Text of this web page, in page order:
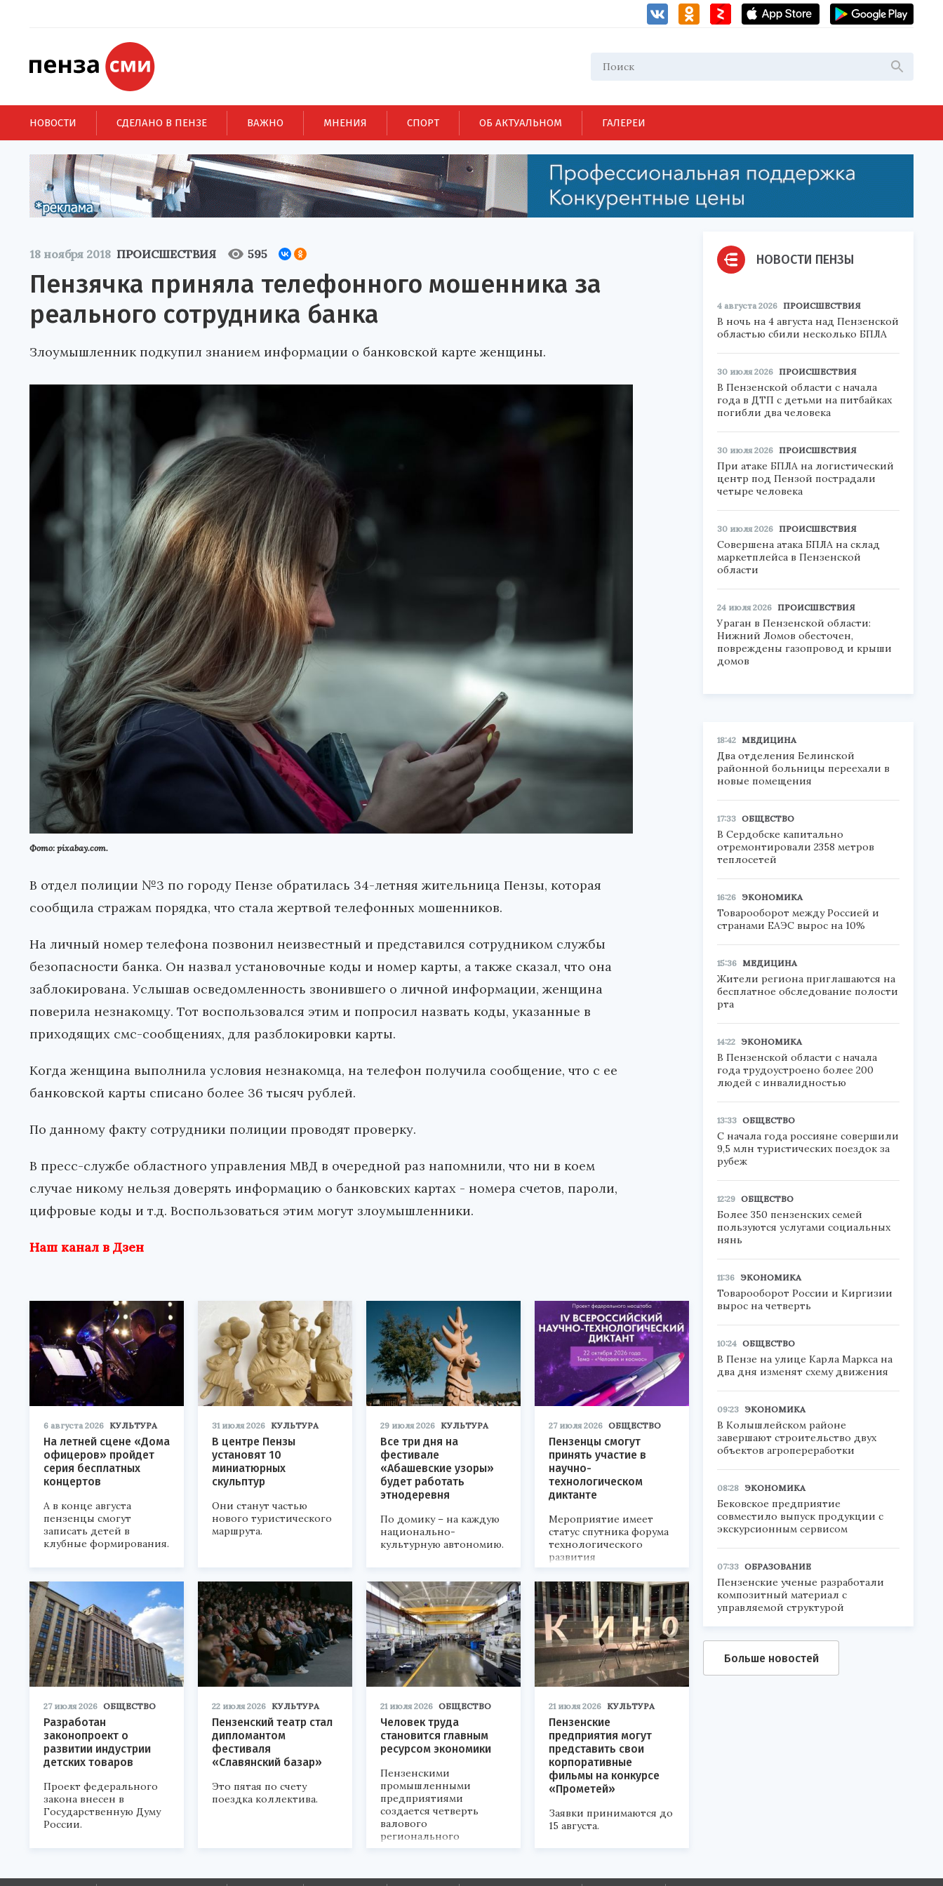
НОВОСТИ СДЕЛАНО В ПЕНЗЕ ВАЖНО МНЕНИЯ СПОРТ ОБ АКТУАЛЬНОМ ГАЛЕРЕИ
18 ноября 2018 ПРОИСШЕСТВИЯ 595
Пензячка приняла телефонного мошенника за
реального сотрудника банка
Злоумышленник подкупил знанием информации о банковской карте женщины.
Фото: pixabay.com.
В отдел полиции №3 по городу Пензе обратилась 34-летняя жительница Пензы, которая
сообщила стражам порядка, что стала жертвой телефонных мошенников.
На личный номер телефона позвонил неизвестный и представился сотрудником службы
безопасности банка. Он назвал установочные коды и номер карты, а также сказал, что она
заблокирована. Услышав осведомленность звонившего о личной информации, женщина
поверила незнакомцу. Тот воспользовался этим и попросил назвать коды, указанные в
приходящих смс-сообщениях, для разблокировки карты.
Когда женщина выполнила условия незнакомца, на телефон получила сообщение, что с ее
банковской карты списано более 36 тысяч рублей.
По данному факту сотрудники полиции проводят проверку.
В пресс-службе областного управления МВД в очередной раз напомнили, что ни в коем
случае никому нельзя доверять информацию о банковских картах - номера счетов, пароли,
цифровые коды и т.д. Воспользоваться этим могут злоумышленники.
Наш канал в Дзен
6 августа 2026 КУЛЬТУРА
На летней сцене «Дома
офицеров» пройдет
серия бесплатных
концертов
А в конце августа
пензенцы смогут
записать детей в
клубные формирования.
31 июля 2026 КУЛЬТУРА
В центре Пензы
установят 10
миниатюрных
скульптур
Они станут частью
нового туристического
маршрута.
29 июля 2026 КУЛЬТУРА
Все три дня на
фестивале
«Абашевские узоры»
будет работать
этнодеревня
По домику – на каждую
национально-
культурную автономию.
27 июля 2026 ОБЩЕСТВО
Пензенцы смогут
принять участие в
научно-
технологическом
диктанте
Мероприятие имеет
статус спутника форума
технологического
развития
«Технопром-2026».
27 июля 2026 ОБЩЕСТВО
Разработан
законопроект о
развитии индустрии
детских товаров
Проект федерального
закона внесен в
Государственную Думу
России.
22 июля 2026 КУЛЬТУРА
Пензенский театр стал
дипломантом
фестиваля
«Славянский базар»
Это пятая по счету
поездка коллектива.
21 июля 2026 ОБЩЕСТВО
Человек труда
становится главным
ресурсом экономики
Пензенскими
промышленными
предприятиями
создается четверть
валового
регионального
продукта и
21 июля 2026 КУЛЬТУРА
Пензенские
предприятия могут
представить свои
корпоративные
фильмы на конкурсе
«Прометей»
Заявки принимаются до
15 августа.
НОВОСТИ ПЕНЗЫ
4 августа 2026 ПРОИСШЕСТВИЯ
В ночь на 4 августа над Пензенской
областью сбили несколько БПЛА
30 июля 2026 ПРОИСШЕСТВИЯ
В Пензенской области с начала
года в ДТП с детьми на питбайках
погибли два человека
30 июля 2026 ПРОИСШЕСТВИЯ
При атаке БПЛА на логистический
центр под Пензой пострадали
четыре человека
30 июля 2026 ПРОИСШЕСТВИЯ
Совершена атака БПЛА на склад
маркетплейса в Пензенской
области
24 июля 2026 ПРОИСШЕСТВИЯ
Ураган в Пензенской области:
Нижний Ломов обесточен,
повреждены газопровод и крыши
домов
18:42 МЕДИЦИНА
Два отделения Белинской
районной больницы переехали в
новые помещения
17:33 ОБЩЕСТВО
В Сердобске капитально
отремонтировали 2358 метров
теплосетей
16:26 ЭКОНОМИКА
Товарооборот между Россией и
странами ЕАЭС вырос на 10%
15:36 МЕДИЦИНА
Жители региона приглашаются на
бесплатное обследование полости
рта
14:22 ЭКОНОМИКА
В Пензенской области с начала
года трудоустроено более 200
людей с инвалидностью
13:33 ОБЩЕСТВО
С начала года россияне совершили
9,5 млн туристических поездок за
рубеж
12:29 ОБЩЕСТВО
Более 350 пензенских семей
пользуются услугами социальных
нянь
11:36 ЭКОНОМИКА
Товарооборот России и Киргизии
вырос на четверть
10:24 ОБЩЕСТВО
В Пензе на улице Карла Маркса на
два дня изменят схему движения
09:23 ЭКОНОМИКА
В Колышлейском районе
завершают строительство двух
объектов агропереработки
08:28 ЭКОНОМИКА
Бековское предприятие
совместило выпуск продукции с
экскурсионным сервисом
07:33 ОБРАЗОВАНИЕ
Пензенские ученые разработали
композитный материал с
управляемой структурой
Больше новостей